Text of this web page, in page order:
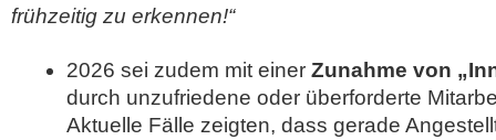
frühzeitig zu erkennen!“
2026 sei zudem mit einer Zunahme von
durch unzufriedene oder überforderte
Aktuelle Fälle zeigten, dass gerade